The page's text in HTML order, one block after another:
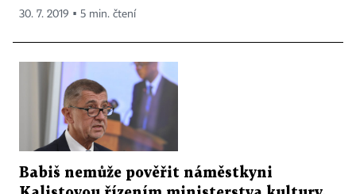
30. 7. 2019 ▪ 5 min. čtení
Babiš nemůže pověřit náměstkyni